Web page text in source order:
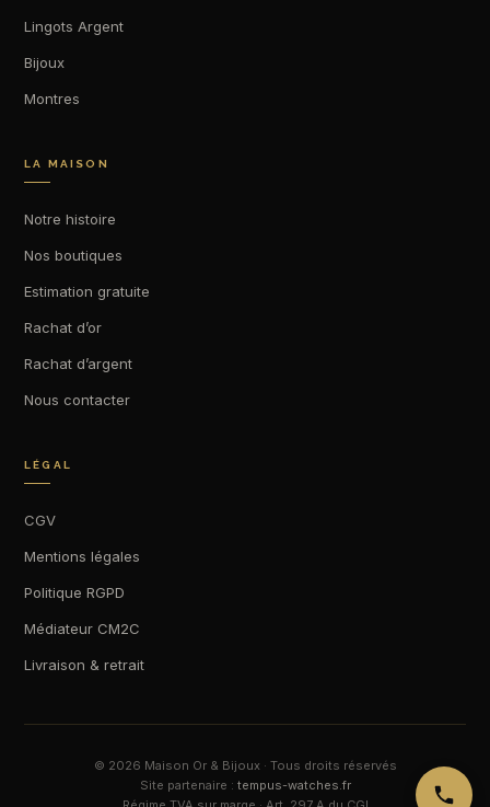
Lingots Argent
Bijoux
Montres
LA MAISON
Notre histoire
Nos boutiques
Estimation gratuite
Rachat d’or
Rachat d’argent
Nous contacter
LÉGAL
CGV
Mentions légales
Politique RGPD
Médiateur CM2C
Livraison & retrait
© 2026 Maison Or & Bijoux · Tous droits réservés
Site partenaire : tempus-watches.fr